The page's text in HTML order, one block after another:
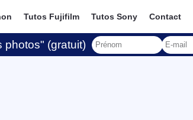
Tutos Fujifilm Tutos Sony Contact
photos" (gratuit)